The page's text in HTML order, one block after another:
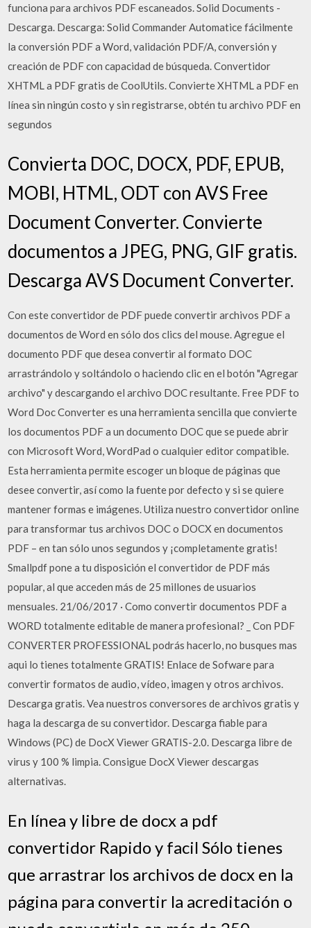
funciona para archivos PDF escaneados. Solid Documents -
Descarga. Descarga: Solid Commander Automatice fácilmente
la conversión PDF a Word, validación PDF/A, conversión y
creación de PDF con capacidad de búsqueda. Convertidor
XHTML a PDF gratis de CoolUtils. Convierte XHTML a PDF en
línea sin ningún costo y sin registrarse, obtén tu archivo PDF en
segundos
Convierta DOC, DOCX, PDF, EPUB,
MOBI, HTML, ODT con AVS Free
Document Converter. Convierte
documentos a JPEG, PNG, GIF gratis.
Descarga AVS Document Converter.
Con este convertidor de PDF puede convertir archivos PDF a
documentos de Word en sólo dos clics del mouse. Agregue el
documento PDF que desea convertir al formato DOC
arrastrándolo y soltándolo o haciendo clic en el botón "Agregar
archivo" y descargando el archivo DOC resultante. Free PDF to
Word Doc Converter es una herramienta sencilla que convierte
los documentos PDF a un documento DOC que se puede abrir
con Microsoft Word, WordPad o cualquier editor compatible.
Esta herramienta permite escoger un bloque de páginas que
desee convertir, así como la fuente por defecto y si se quiere
mantener formas e imágenes. Utiliza nuestro convertidor online
para transformar tus archivos DOC o DOCX en documentos
PDF – en tan sólo unos segundos y ¡completamente gratis!
Smallpdf pone a tu disposición el convertidor de PDF más
popular, al que acceden más de 25 millones de usuarios
mensuales. 21/06/2017 · Como convertir documentos PDF a
WORD totalmente editable de manera profesional? _ Con PDF
CONVERTER PROFESSIONAL podrás hacerlo, no busques mas
aqui lo tienes totalmente GRATIS! Enlace de Sofware para
convertir formatos de audio, vídeo, imagen y otros archivos.
Descarga gratis. Vea nuestros conversores de archivos gratis y
haga la descarga de su convertidor. Descarga fiable para
Windows (PC) de DocX Viewer GRATIS-2.0. Descarga libre de
virus y 100 % limpia. Consigue DocX Viewer descargas
alternativas.
En línea y libre de docx a pdf
convertidor Rapido y facil Sólo tienes
que arrastrar los archivos de docx en la
página para convertir la acreditación o